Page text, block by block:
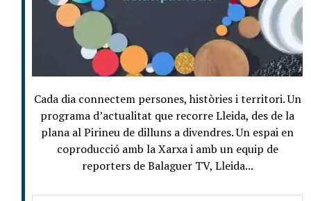
Cada dia connectem persones, històries i territori. Un
programa d’actualitat que recorre Lleida, des de la
plana al Pirineu de dilluns a divendres. Un espai en
coproducció amb la Xarxa i amb un equip de
reporters de Balaguer TV, Lleida...